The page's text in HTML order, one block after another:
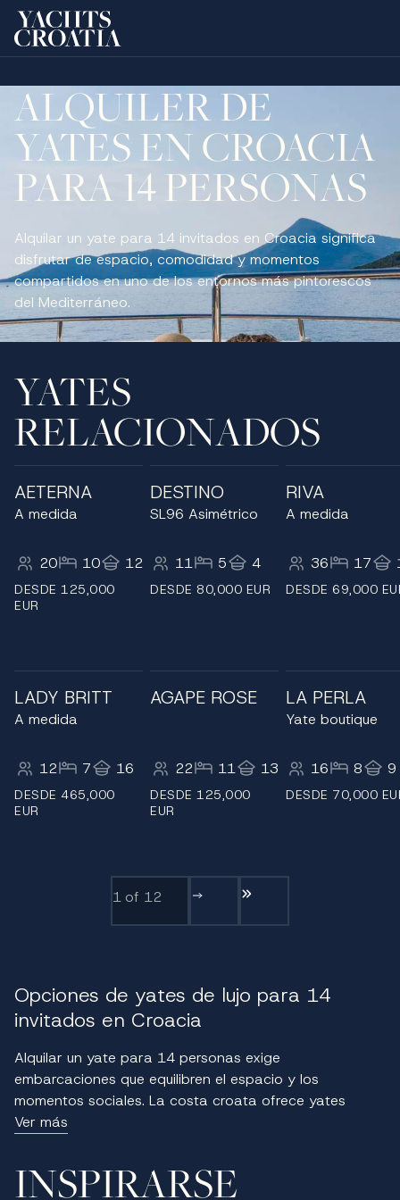
ALQUILER DE
YATES EN CROACIA
PARA 14 PERSONAS
Alquilar un yate para 14 invitados en Croacia significa
disfrutar de espacio, comodidad y momentos
compartidos en uno de los entornos más pintorescos
del Mediterráneo.
YATES
RELACIONADOS
AETERNA
A medida
20 10 12
DESDE 125,000
EUR
DESTINO
SL96 Asimétrico
11 5 4
DESDE 80,000 EUR
RIVA
A medida
36 17
DESDE 69,000
LADY BRITT
A medida
12 7 16
DESDE 465,000
EUR
AGAPE ROSE
22 11 13
DESDE 125,000
EUR
LA PERLA
Yate boutique
16 8 9
DESDE 70,000
1 of 12
Opciones de yates de lujo para 14
invitados en Croacia
Alquilar un yate para 14 personas exige
embarcaciones que equilibren el espacio y los
momentos sociales. La costa croata ofrece yates
diseñados para acomodar a grupos más grandes sin
distribuciones flexibles, lo que los hace perfectos para
Ver más
INSPIRARSE